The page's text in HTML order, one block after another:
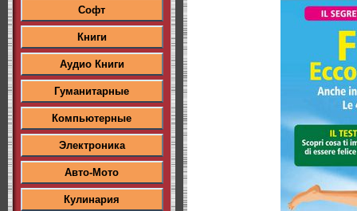
Софт
Книги
Аудио Книги
Гуманитарные
Компьютерные
Электроника
Авто-Мото
Кулинария